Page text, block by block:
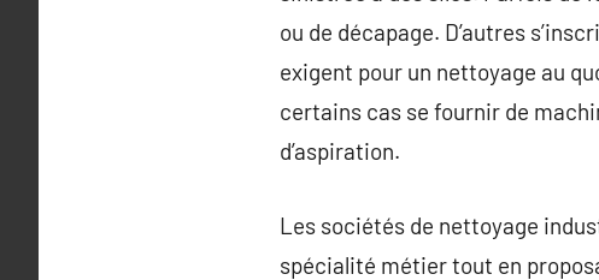
ou de décapage. D’autres
exigent pour un nettoyage au
certains cas se fournir de
d’aspiration.
Les sociétés de nettoyage
spécialité métier tout en